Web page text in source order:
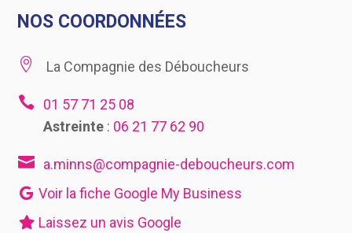
NOS COORDONNÉES
 La Compagnie des Déboucheurs

01 57 71 25 08
Astreinte: 06 21 77 62 90
 a.minns@compagnie-deboucheurs.com
Voir la fiche Google My Business
Laissez un avis Google